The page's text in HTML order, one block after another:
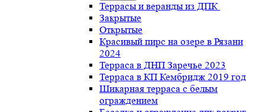
Террасы и веранды из ДПК
Закрытые
Открытые
Красивый пирс на озере в Рязани
2024
Терраса в ДНП Заречье 2023
Терраса в КП Кембридж 2019 год
Шикарная терраса с белым
ограждением